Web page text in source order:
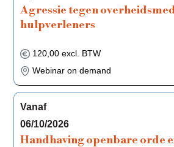
Agressie tegen
hulpverleners
120,00 excl. BTW
Webinar on demand
Vanaf
06/10/2026
Handhaving openbare orde